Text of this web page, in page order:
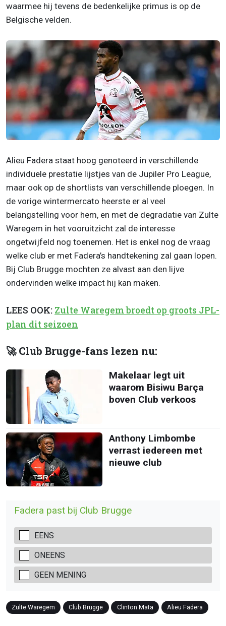
waarmee hij tevens de bedenkelijke primus is op de
Belgische velden.
Alieu Fadera staat hoog genoteerd in verschillende
individuele prestatie lijstjes van de Jupiler Pro League,
maar ook op de shortlists van verschillende ploegen. In
de vorige wintermercato heerste er al veel
belangstelling voor hem, en met de degradatie van Zulte
Waregem in het vooruitzicht zal de interesse
ongetwijfeld nog toenemen. Het is enkel nog de vraag
welke club er met Fadera’s handtekening zal gaan lopen.
Bij Club Brugge mochten ze alvast aan den lijve
ondervinden welke impact hij kan maken.
LEES OOK: Zulte Waregem broedt op groots JPL-
plan dit seizoen
🚀 Club Brugge-fans lezen nu:
Makelaar legt uit
waarom Bisiwu Barça
boven Club verkoos
Anthony Limbombe
verrast iedereen met
nieuwe club
Fadera past bij Club Brugge
EENS
ONEENS
GEEN MENING
Zulte Waregem Club Brugge Clinton Mata Alieu Fadera